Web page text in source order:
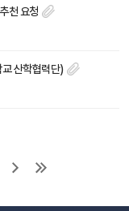
천 요청
산학협력단)